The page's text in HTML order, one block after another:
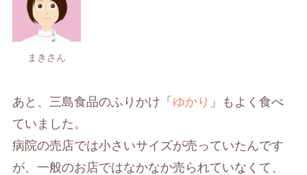
まきさん
あと、三島食品のふりかけ「 ゆかり 」もよく食べ
ていました。
病院の売店では小さいサイズが売っていたんです
が、一般のお店ではなかなか売られていなくて、